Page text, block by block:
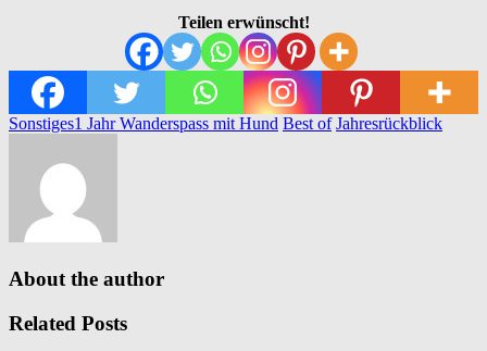
Teilen erwünscht!
Sonstiges1 Jahr Wanderspass mit Hund Best of Jahresrückblick
About the author
Related Posts